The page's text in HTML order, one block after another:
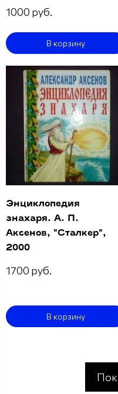
1000 руб.
В корзину
Энциклопедия
знахаря. А. П.
Аксенов, "Сталкер",
2000
1700 руб.
В корзину